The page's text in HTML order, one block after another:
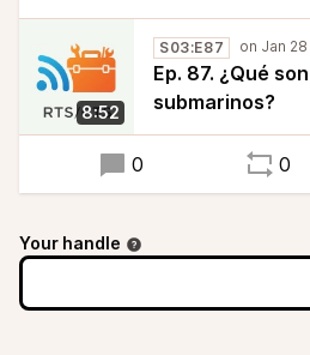
para instalarlos y
de Wall Street, unos pocos
latencia bajo el mar valen
Olvida la nube; internet vive
océano.
8:52
S03:E87
Ep. 87. ¿Qué
submarinos?
0 0
Your handle